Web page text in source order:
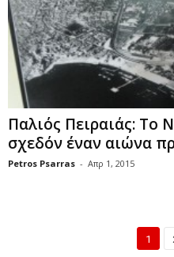
Παλιός Πειραιάς:
σχεδόν έναν αιώνα
Petros Psarras - Απρ 1, 2015
1